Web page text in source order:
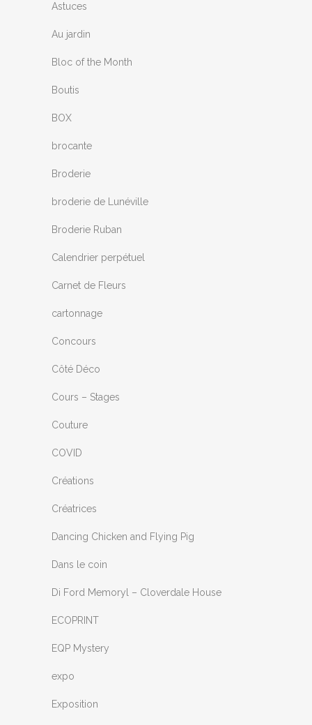
Astuces
Au jardin
Bloc of the Month
Boutis
BOX
brocante
Broderie
broderie de Lunéville
Broderie Ruban
Calendrier perpétuel
Carnet de Fleurs
cartonnage
Concours
Côté Déco
Cours – Stages
Couture
COVID
Créations
Créatrices
Dancing Chicken and Flying Pig
Dans le coin
Di Ford Memoryl – Cloverdale House
ECOPRINT
EQP Mystery
expo
Exposition